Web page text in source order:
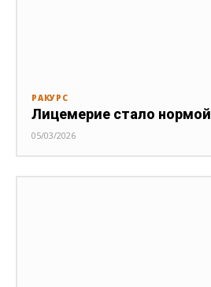
РАКУРС
Лицемерие стало нормой
05/03/2026